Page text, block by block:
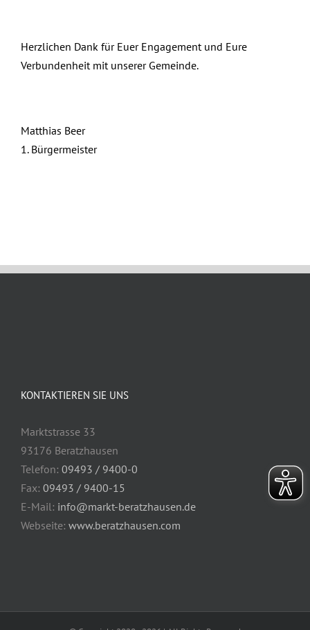
Herzlichen Dank für Euer Engagement und Eure
Verbundenheit mit unserer Gemeinde.
Matthias Beer
1. Bürgermeister
KONTAKTIEREN SIE UNS
Marktstrasse 33
93176 Beratzhausen
Telefon: 09493 / 9400-0
Fax: 09493 / 9400-15
E-Mail: info@markt-beratzhausen.de
Webseite: www.beratzhausen.com